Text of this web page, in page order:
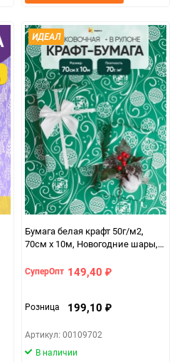
ИДЕАЛ
Бумага белая крафт 50г/м2,
70см x 10м, Новогодние шары,
СуперОпт 149,40 ₽
Розница 199,10 ₽
Артикул: 00109702
В наличии